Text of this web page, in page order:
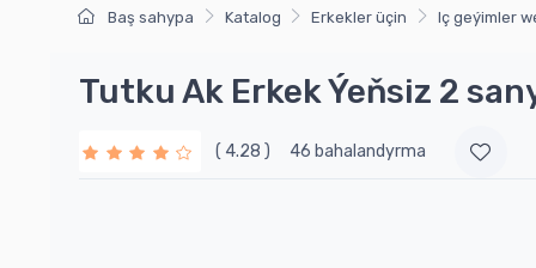
Baş sahypa Katalog Erkekler üçin Iç geýimler
Tutku Ak Erkek Ýeňsiz 2
( 4.28 ) 46 bahalandyrma